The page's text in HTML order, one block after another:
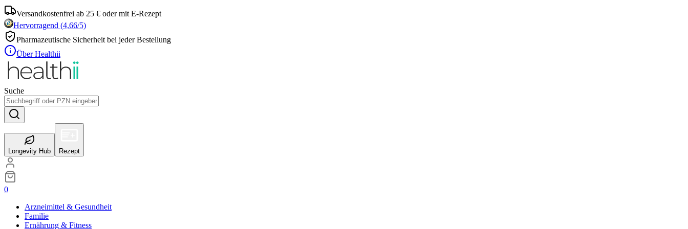
Versandkostenfrei ab 25 € oder mit E-Rezept
Hervorragend (4,66/5)
Pharmazeutische Sicherheit bei jeder Bestellung
Über Healthii
Suche
Longevity Hub Rezept
0
Arzneimittel & Gesundheit
Familie
Ernährung & Fitness